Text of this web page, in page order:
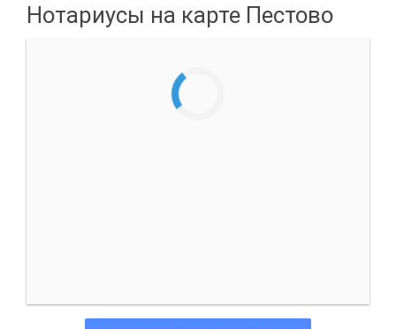
Нотариусы на карте Пестово